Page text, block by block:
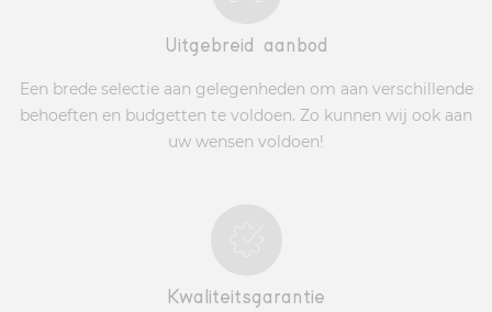
Uitgebreid aanbod
Een brede selectie aan gelegenheden om aan verschillende
behoeften en budgetten te voldoen. Zo kunnen wij ook aan
uw wensen voldoen!
Kwaliteitsgarantie